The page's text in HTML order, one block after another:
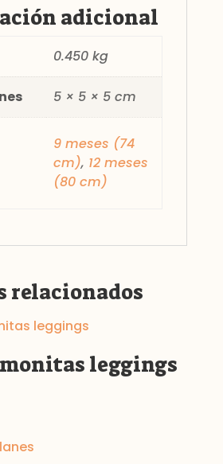
adicional
0.450 kg
5 × 5 × 5 cm
9 meses (74
cm), 12 meses
(80 cm)
relacionados
leggings